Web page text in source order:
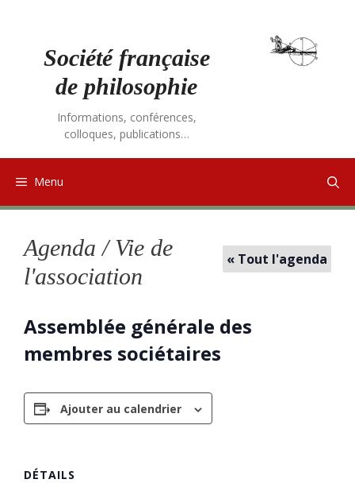
Société française
de philosophie
Informations, conférences,
colloques, publications…
Menu
« Tout l'agenda
Agenda / Vie de
l'association
Assemblée générale des
membres sociétaires
DÉTAILS
Ajouter au calendrier